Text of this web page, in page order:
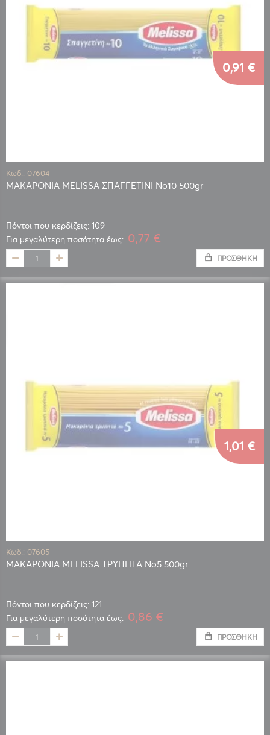
Κωδ.: 07604
ΜΑΚΑΡΟΝΙΑ MELISSA ΣΠΑΓΓΕΤΙΝΙ Νο10 500gr
Πόντοι που κερδίζεις: 109
0,91 €
Για μεγαλύτερη ποσότητα έως: 0,77 €
ΠΡΟΣΘΉΚΗ
Κωδ.: 07605
ΜΑΚΑΡΟΝΙΑ MELISSA ΤΡΥΠΗΤΑ Νο5 500gr
Πόντοι που κερδίζεις: 121
1,01 €
Για μεγαλύτερη ποσότητα έως: 0,86 €
ΠΡΟΣΘΉΚΗ